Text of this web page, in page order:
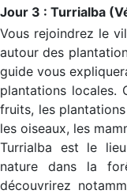
Jour 3 : Turrialba
Vous rejoindrez le
autour des
guide vous
plantations locales.
fruits, les
les oiseaux, les
Turrialba est le
nature dans la
découvrirez